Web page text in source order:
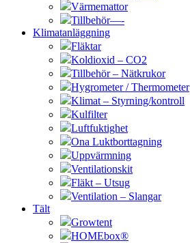
Värmemattor
Tillbehör—-
Klimatanläggning
Fläktar
Koldioxid – CO2
Tillbehör – Nätkrukor
Hygrometer / Thermometer
Klimat – Styrning/kontroll
Kulfilter
Luftfuktighet
Ona Luktborttagning
Uppvärmning
Ventilationskit
Fläkt – Utsug
Ventilation – Slangar
Tält
Growtent
HOMEbox®